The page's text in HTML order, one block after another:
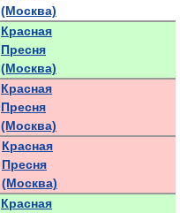
(Москва)
Красная
Пресня
(Москва)
Красная
Пресня
(Москва)
Красная
Пресня
(Москва)
Красная